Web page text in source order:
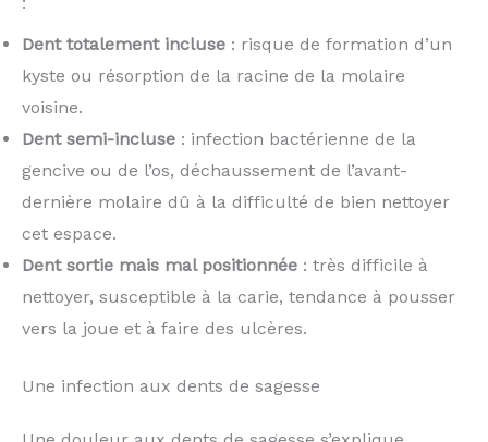
Dent totalement incluse : risque de formation d’un
kyste ou résorption de la racine de la molaire
voisine.
Dent semi-incluse : infection bactérienne de la
gencive ou de l’os, déchaussement de l’avant-
dernière molaire dû à la difficulté de bien nettoyer
cet espace.
Dent sortie mais mal positionnée : très difficile à
nettoyer, susceptible à la carie, tendance à pousser
vers la joue et à faire des ulcères.
Une infection aux dents de sagesse